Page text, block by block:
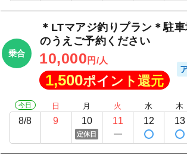
乗合
＊LTマアジ釣りプラン＊駐
のうえご予約ください
10,000 円/人
1,500ポイント還元
今日
8/8
日
9
月
10
定休日
火
11
水
12
木
13